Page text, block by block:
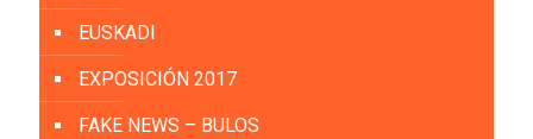
EUSKADI
EXPOSICIÓN 2017
FAKE NEWS – BULOS